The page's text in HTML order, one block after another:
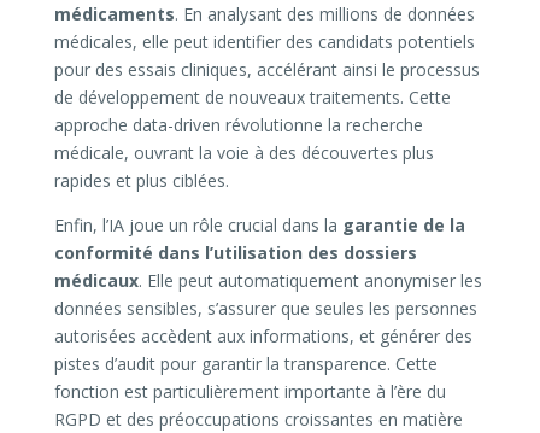
médicaments. En analysant des millions de données
médicales, elle peut identifier des candidats potentiels
pour des essais cliniques, accélérant ainsi le processus
de développement de nouveaux traitements. Cette
approche data-driven révolutionne la recherche
médicale, ouvrant la voie à des découvertes plus
rapides et plus ciblées.
Enfin, l’IA joue un rôle crucial dans la garantie de la
conformité dans l’utilisation des dossiers
médicaux. Elle peut automatiquement anonymiser les
données sensibles, s’assurer que seules les personnes
autorisées accèdent aux informations, et générer des
pistes d’audit pour garantir la transparence. Cette
fonction est particulièrement importante à l’ère du
RGPD et des préoccupations croissantes en matière